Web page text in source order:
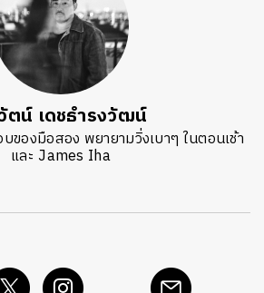
ตน์ เดชธำรงวัฒน์
ของมือสอง พยายามวิ่งเบาๆ ในตอนเช้า
และ James Iha